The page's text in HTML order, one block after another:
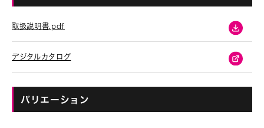
取扱説明書.pdf
デジタルカタログ
バリエーション